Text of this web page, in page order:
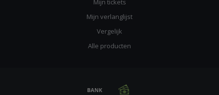
Mijn tickets
Mijn verlanglijst
Vergelijk
Alle producten